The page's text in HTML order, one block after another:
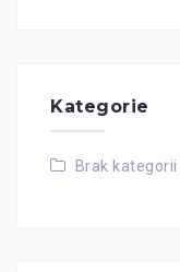
Kategorie
Brak kategorii